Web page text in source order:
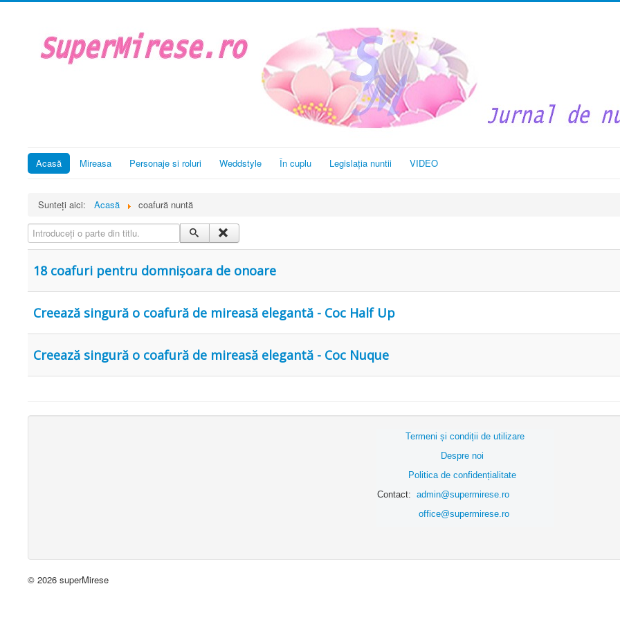
Acasă Mireasa Personaje si roluri Weddstyle În cuplu Legislația nuntii VIDEO
Sunteți aici: Acasă
coafură nuntă
Introduceți o parte din titlu.
18 coafuri pentru domnișoara de onoare
Creează singură o coafură de mireasă elegantă - Coc Half Up
Creează singură o coafură de mireasă elegantă - Coc Nuque
Termeni și condiții de utilizare
Despre noi
Politica de confidențialitate
Contact: admin@supermirese.ro
office@supermirese.ro
© 2026 superMirese